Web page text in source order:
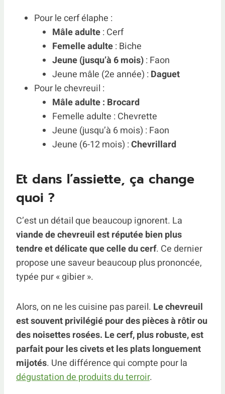
Pour le cerf élaphe :
Mâle adulte: Cerf
Femelle adulte: Biche
Jeune (jusqu’à 6 mois): Faon
Jeune mâle (2e année) : Daguet
Pour le chevreuil :
Mâle adulte : Brocard
Femelle adulte : Chevrette
Jeune (jusqu’à 6 mois) : Faon
Jeune (6-12 mois) :Chevrillard
Et dans l’assiette, ça change
quoi ?
C’est un détail que beaucoup ignorent. La
viande de chevreuil est réputée bien plus
tendre et délicate que celle du cerf. Ce dernier
propose une saveur beaucoup plus prononcée,
typée pur « gibier ».
Alors, on ne les cuisine pas pareil. Le chevreuil
est souvent privilégié pour des pièces à rôtir ou
des noisettes rosées. Le cerf, plus robuste, est
parfait pour les civets et les plats longuement
mijotés. Une différence qui compte pour la
dégustation de produits du terroir.